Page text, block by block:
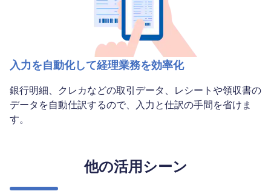
入力を自動化して経理業務を効率化
銀行明細、クレカなどの取引データ、レシートや領収書の
データを自動仕訳するので、入力と仕訳の手間を省けま
す。
他の活用シーン